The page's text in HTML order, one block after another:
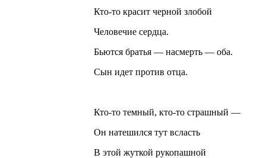
Кто-то красит черной злобой
Человечие сердца.
Бьются братья — насмерть — оба.
Сын идет против отца.
Кто-то темный, кто-то страшный —
Он натешился тут всласть
В этой жуткой рукопашной